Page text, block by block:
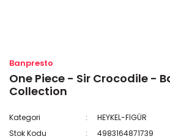
Banpresto
One Piece - Sir Crocodile -
Collection
Kategori
HEYKEL-FİGÜR
Stok Kodu
4983164871739